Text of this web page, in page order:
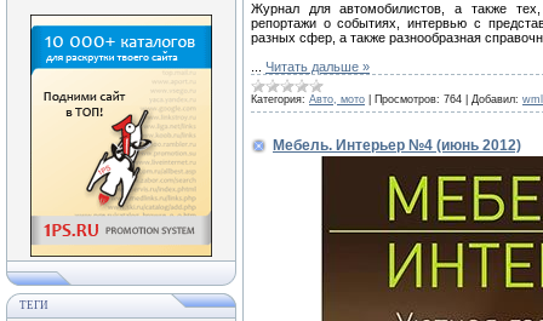
ТЕГИ
Журнал для автомобилистов, а также
репортажи о событиях, интервью с
разных сфер, а также разнообразная
Читать дальше »
Категория: Авто, мото Просмотров: 764 Добавил:
Мебель. Интерьер №4 (июнь 2012)